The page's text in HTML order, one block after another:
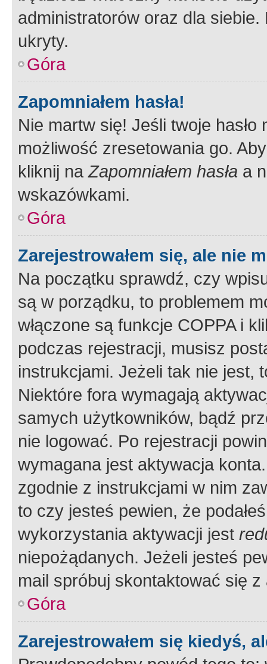
administratorów oraz dla
ukryty.
Góra
Zapomniałem hasła!
Nie martw się! Jeśli twoje
możliwość zresetowania go.
kliknij naZapomniałem hasła a
wskazówkami.
Góra
Zarejestrowałem się, ale nie
Na początku sprawdź, czy
są w porządku, to problemem
włączone są funkcje COPPA i
podczas rejestracji, musisz
instrukcjami. Jeżeli tak nie jest,
Niektóre fora wymagają
samych użytkowników, bądź
nie logować. Po rejestracji
wymagana jest aktywacja
zgodnie z instrukcjami w nim
to czy jesteś pewien, że
wykorzystania aktywacji jest
niepożądanych. Jeżeli jesteś
mail spróbuj skontaktować się
Góra
Zarejestrowałem się kiedyś,